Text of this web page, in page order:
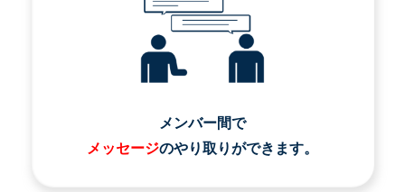
メンバー間で
メッセージのやり取りができます。